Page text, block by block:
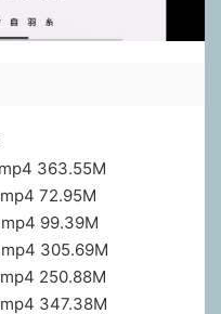
363.55M
72.95M
99.39M
305.69M
250.88M
347.38M